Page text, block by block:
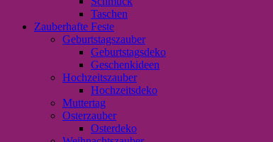
Taschen
Zauberhafte Feste
Geburtstagszauber
Geburtstagsdeko
Geschenkideen
Hochzeitszauber
Hochzeitsdeko
Muttertag
Osterzauber
Osterdeko